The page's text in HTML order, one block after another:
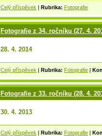
Celý příspěvek | Rubrika: Fotografie
Fotografie z 34. ročníku (27. 4.
28. 4. 2014
Celý příspěvek | Rubrika: Fotografie |
Fotografie z 33. ročníku (28. 4.
30. 4. 2013
Celý příspěvek | Rubrika: Fotografie |